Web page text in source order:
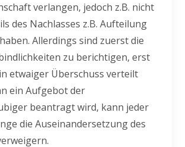
verlangen, jedoch z.B. nicht
des Nachlasses z.B. Aufteilung
Allerdings sind zuerst die
zu berichtigen, erst
etwaiger Überschuss verteilt
ein Aufgebot der
beantragt wird, kann jeder
die Auseinandersetzung des